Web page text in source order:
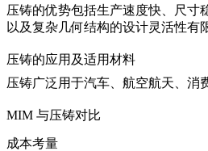
压铸的优势包括生产速度快、尺寸
以及复杂几何结构的设计灵活性有
压铸的应用及适用材料
压铸广泛用于汽车、航空航天、消
MIM 与压铸对比
成本考量